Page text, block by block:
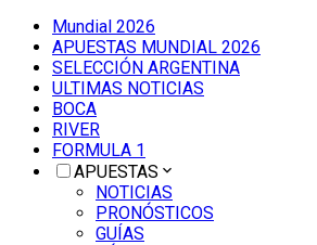
Mundial 2026
APUESTAS MUNDIAL 2026
SELECCIÓN ARGENTINA
ULTIMAS NOTICIAS
BOCA
RIVER
FORMULA 1
APUESTAS
NOTICIAS
PRONÓSTICOS
GUÍAS